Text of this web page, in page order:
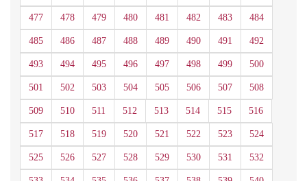
477 478 479 480 481 482 483 484
485 486 487 488 489 490 491 492
493 494 495 496 497 498 499 500
501 502 503 504 505 506 507 508
509 510 511 512 513 514 515 516
517 518 519 520 521 522 523 524
525 526 527 528 529 530 531 532